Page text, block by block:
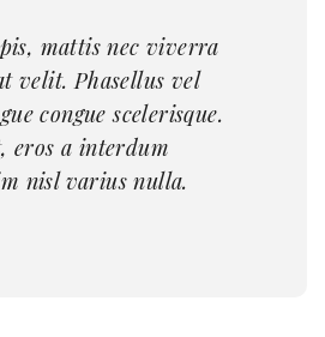
mattis nec viverra
velit. Phasellus vel
congue scelerisque.
eros a interdum
nisl varius nulla.